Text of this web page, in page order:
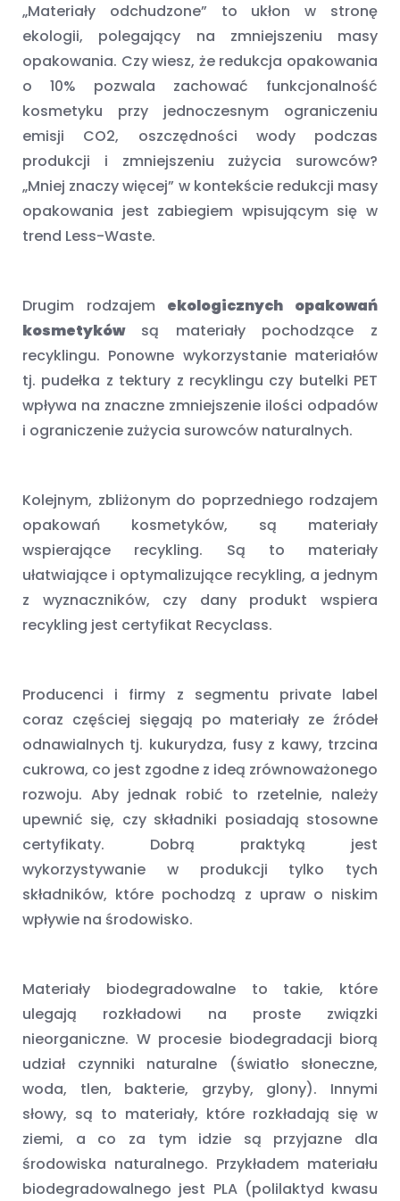
„Materiały odchudzone” to ukłon w stronę
ekologii, polegający na zmniejszeniu masy
opakowania. Czy wiesz, że redukcja opakowania
o 10% pozwala zachować funkcjonalność
kosmetyku przy jednoczesnym ograniczeniu
emisji CO2, oszczędności wody podczas
produkcji i zmniejszeniu zużycia surowców?
„Mniej znaczy więcej” w kontekście redukcji masy
opakowania jest zabiegiem wpisującym się w
trend Less-Waste.
Drugim rodzajem ekologicznych opakowań
kosmetyków są materiały pochodzące z
recyklingu. Ponowne wykorzystanie materiałów
tj. pudełka z tektury z recyklingu czy butelki PET
wpływa na znaczne zmniejszenie ilości odpadów
i ograniczenie zużycia surowców naturalnych.
Kolejnym, zbliżonym do poprzedniego rodzajem
opakowań kosmetyków, są materiały
wspierające recykling. Są to materiały
ułatwiające i optymalizujące recykling, a jednym
z wyznaczników, czy dany produkt wspiera
recykling jest certyfikat Recyclass.
Producenci i firmy z segmentu private label
coraz częściej sięgają po materiały ze źródeł
odnawialnych tj. kukurydza, fusy z kawy, trzcina
cukrowa, co jest zgodne z ideą zrównoważonego
rozwoju. Aby jednak robić to rzetelnie, należy
upewnić się, czy składniki posiadają stosowne
certyfikaty. Dobrą praktyką jest
wykorzystywanie w produkcji tylko tych
składników, które pochodzą z upraw o niskim
wpływie na środowisko.
Materiały biodegradowalne to takie, które
ulegają rozkładowi na proste związki
nieorganiczne. W procesie biodegradacji biorą
udział czynniki naturalne (światło słoneczne,
woda, tlen, bakterie, grzyby, glony). Innymi
słowy, są to materiały, które rozkładają się w
ziemi, a co za tym idzie są przyjazne dla
środowiska naturalnego. Przykładem materiału
biodegradowalnego jest PLA (polilaktyd kwasu